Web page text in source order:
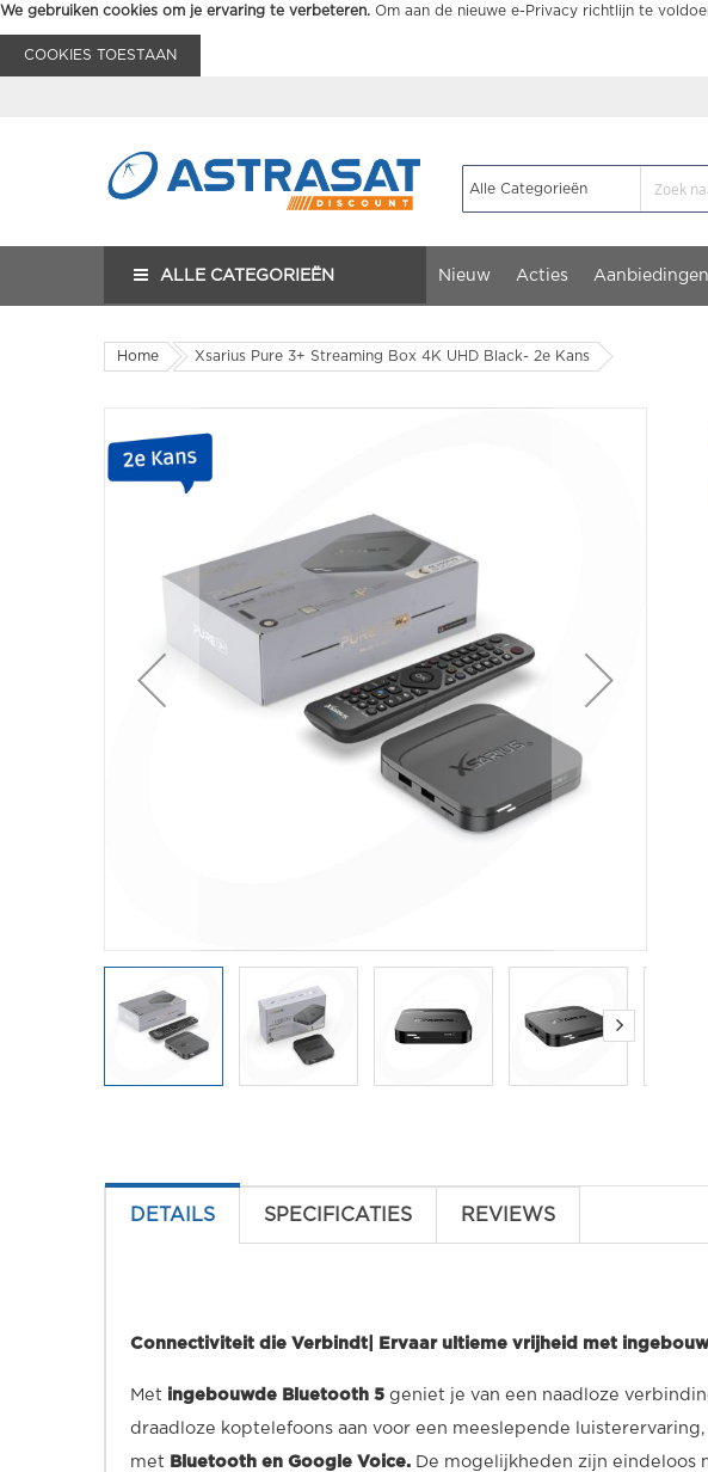
We gebruiken cookies om je ervaring te verbeteren. Om aan de nieuwe e-Privacy richtlijn te
COOKIES TOESTAAN
ALLE CATEGORIEËN Nieuw Acties Aanbiedingen
Home Xsarius Pure 3+ Streaming Box 4K UHD Black- 2e Kans
DETAILS SPECIFICATIES REVIEWS
Connectiviteit die Verbindt| Ervaar ultieme vrijheid met
Met ingebouwde Bluetooth 5 geniet je van een naadloze
draadloze koptelefoons aan voor een meeslepende
met Bluetooth en Google Voice. De mogelijkheden zijn eindeloos